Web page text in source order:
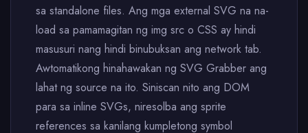
sa standalone files. Ang mga external SVG na na-
load sa pamamagitan ng img src o CSS ay hindi
masusuri nang hindi binubuksan ang network tab.
Awtomatikong hinahawakan ng SVG Grabber ang
lahat ng source na ito. Siniscan nito ang DOM
para sa inline SVGs, niresolba ang sprite
references sa kanilang kumpletong symbol